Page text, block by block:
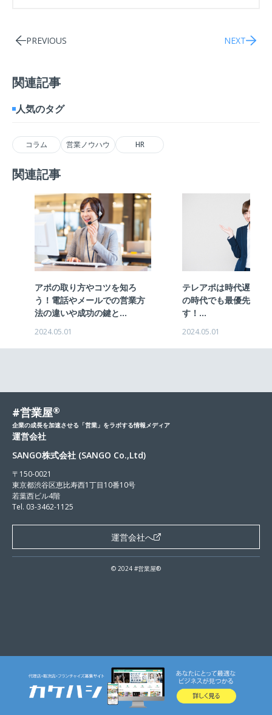
PREVIOUS NEXT
関連記事
人気のタグ
コラム 営業ノウハウ HR
関連記事
アポの取り方やコツを知ろ
う！電話やメールでの営業方
法の違いや成功の鍵と...
2024.05.01
テレアポは時代遅れ？
の時代でも最優先の選
す！...
2024.05.01
#営業屋®
企業の成長を加速させる「営業」をラボする情報メディア
運営会社
SANGO株式会社 (SANGO Co.,Ltd)
〒150-0021
東京都渋谷区恵比寿西1丁目10番10号
若葉西ビル4階
Tel. 03-3462-1125
運営会社へ
© 2024 #営業屋®